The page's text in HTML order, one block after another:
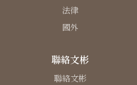
法律
國外
聯絡文彬
聯絡文彬